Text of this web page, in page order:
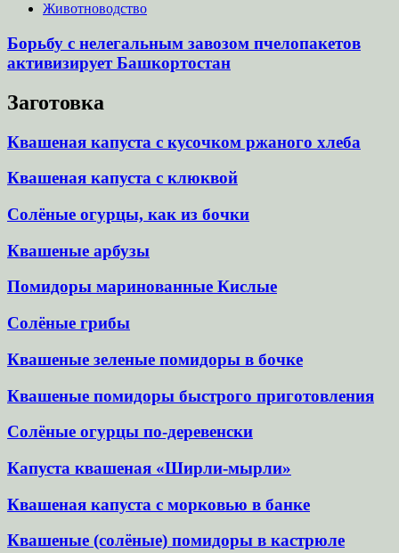
Животноводство
Борьбу с нелегальным завозом пчелопакетов
активизирует Башкортостан
Заготовка
Квашеная капуста с кусочком ржаного хлеба
Квашеная капуста с клюквой
Солёные огурцы, как из бочки
Квашеные арбузы
Помидоры маринованные Кислые
Солёные грибы
Квашеные зеленые помидоры в бочке
Квашеные помидоры быстрого приготовления
Солёные огурцы по-деревенски
Капуста квашеная «Ширли-мырли»
Квашеная капуста с морковью в банке
Квашеные (солёные) помидоры в кастрюле